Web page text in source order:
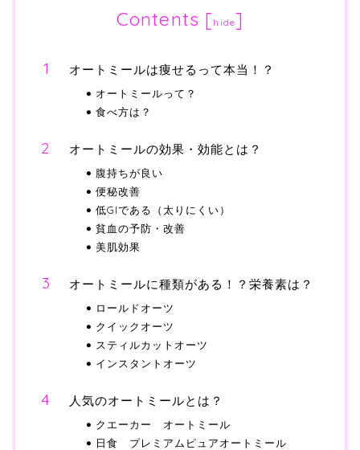
Contents [hide]
オートミールは痩せるって本当！？
オートミールって？
食べ方は？
オートミールの効果・効能とは？
腹持ちが良い
便秘改善
低GIである（太りにくい）
貧血の予防・改善
美肌効果
オートミールに種類がある！？栄養素は？
ロールドオーツ
クイックオーツ
スティルカットオーツ
インスタントオーツ
人気のオートミールとは？
クエーカー オートミール
日食 プレミアムピュアオートミール